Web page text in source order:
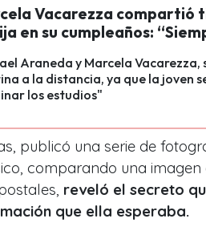
Vacarezza compartió
en su cumpleaños:
Araneda y Marcela Vacarezza,
a la distancia, ya que la joven
los estudios"
publicó una serie de
comparando una
reveló el secreto
que ella esperaba.